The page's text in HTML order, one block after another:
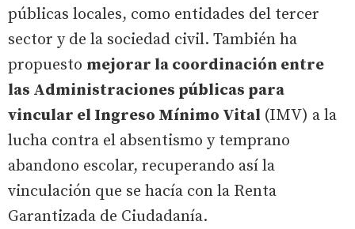
públicas locales, como entidades del tercer
sector y de la sociedad civil. También ha
propuesto mejorar la coordinación entre
las Administraciones públicas para
vincular el Ingreso Mínimo Vital (IMV) a la
lucha contra el absentismo y temprano
abandono escolar, recuperando así la
vinculación que se hacía con la Renta
Garantizada de Ciudadanía.